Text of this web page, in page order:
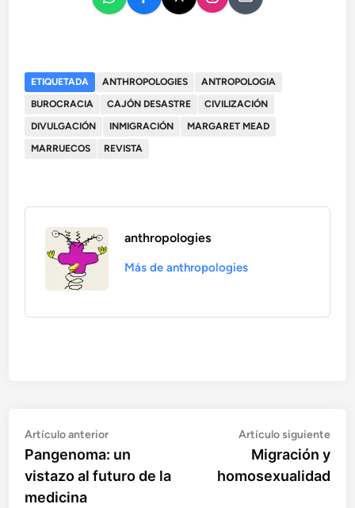
ETIQUETADA ANTHROPOLOGIES
ANTROPOLOGIA
BUROCRACIA
CAJÓN DESASTRE
CIVILIZACIÓN
DIVULGACIÓN
INMIGRACIÓN
MARGARET MEAD
MARRUECOS
REVISTA
anthropologies
Más de anthropologies
Navegación
de
entradas
Artículo anteriorArtículo
anterior:
Pangenoma: un
vistazo al futuro de la
medicina
Artículo siguiente
Migración y
homosexualidad